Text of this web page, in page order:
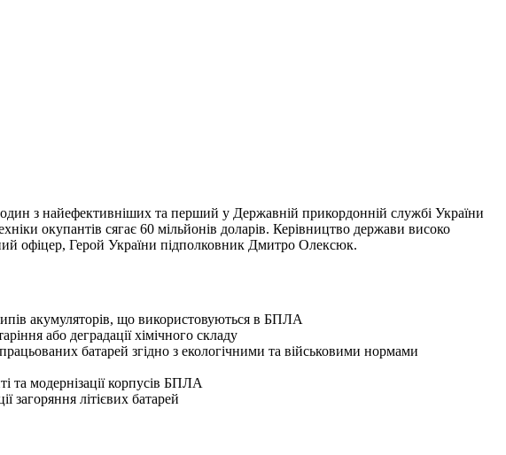
з найефективніших та перший у Державній прикордонній службі України
окупантів сягає 60 мільйонів доларів. Керівництво держави високо
офіцер, Герой України підполковник Дмитро Олексюк.
акумуляторів, що використовуються в БПЛА
або деградації хімічного складу
батарей згідно з екологічними та військовими нормами
та модернізації корпусів БПЛА
загоряння літієвих батарей